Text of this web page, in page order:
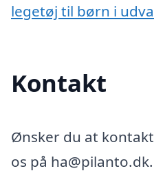
legetøj til børn i
Kontakt
Ønsker du at
os på ha@pilanto.dk.